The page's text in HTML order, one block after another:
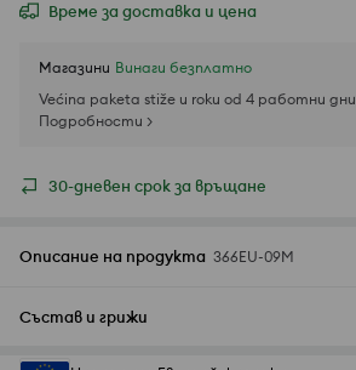
Време за доставка и цена
Магазини Винаги безплатно
Većina paketa stiže u roku od 4 работни дни
Подробности >
30-дневен срок за връщане
Описание на продукта 366EU-09M
Състав и грижи